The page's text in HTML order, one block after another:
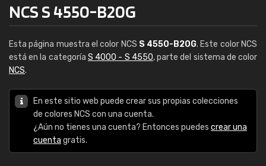
NCS S 4550-B20G
Esta página muestra el color NCS S 4550-B20G. Este color NCS
está en la categoría S 4000 - S 4550, parte del sistema de color
NCS.
En este sitio web puede crear sus propias colecciones
de colores NCS con una cuenta.
¿Aún no tienes una cuenta? Entonces puedes crear una
cuenta gratis.